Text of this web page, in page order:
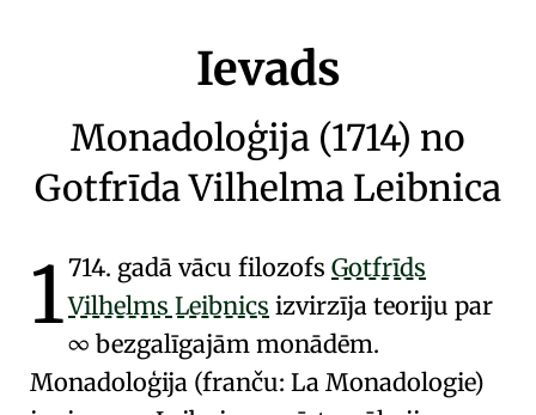
Ievads
Monadoloģija (1714) no
Gotfrīda Vilhelma Leibnica
1714. gadā vācu filozofsGotfrīds
Vilhelms Leibnics izvirzīja teoriju par
∞ bezgalīgajām monādēm.
Monadoloģija (franču: La Monadologie)